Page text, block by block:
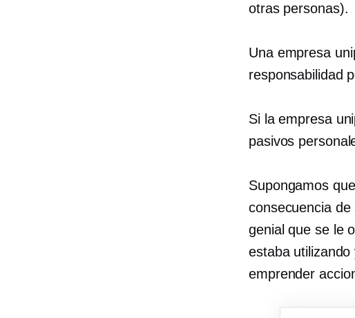
otras personas).
Una empresa
responsabilidad
Si la empresa
pasivos
Supongamos
consecuencia
genial que se le
estaba
emprender